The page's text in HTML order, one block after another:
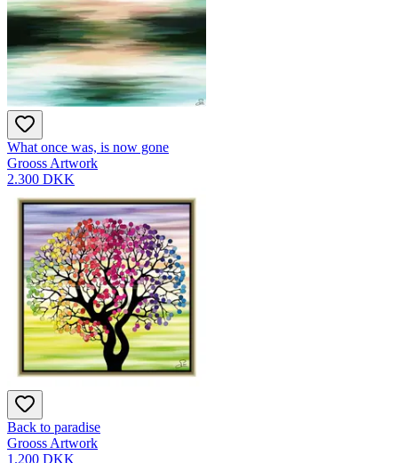
What once was, is now gone
Grooss Artwork
2.300 DKK
Back to paradise
Grooss Artwork
1.200 DKK